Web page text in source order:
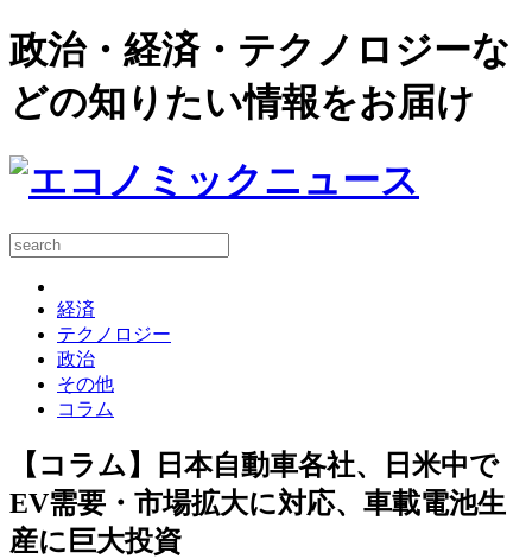
政治・経済・テクノロジーな
どの知りたい情報をお届け
経済
テクノロジー
政治
その他
コラム
【コラム】日本自動車各社、日米中で
EV需要・市場拡大に対応、車載電池生
産に巨大投資